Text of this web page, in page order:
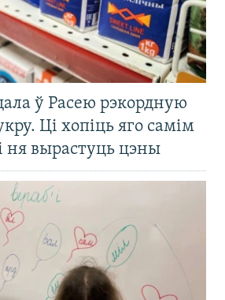
ў Расею рэкордную
Ці хопіць яго самім
ня вырастуць цэны